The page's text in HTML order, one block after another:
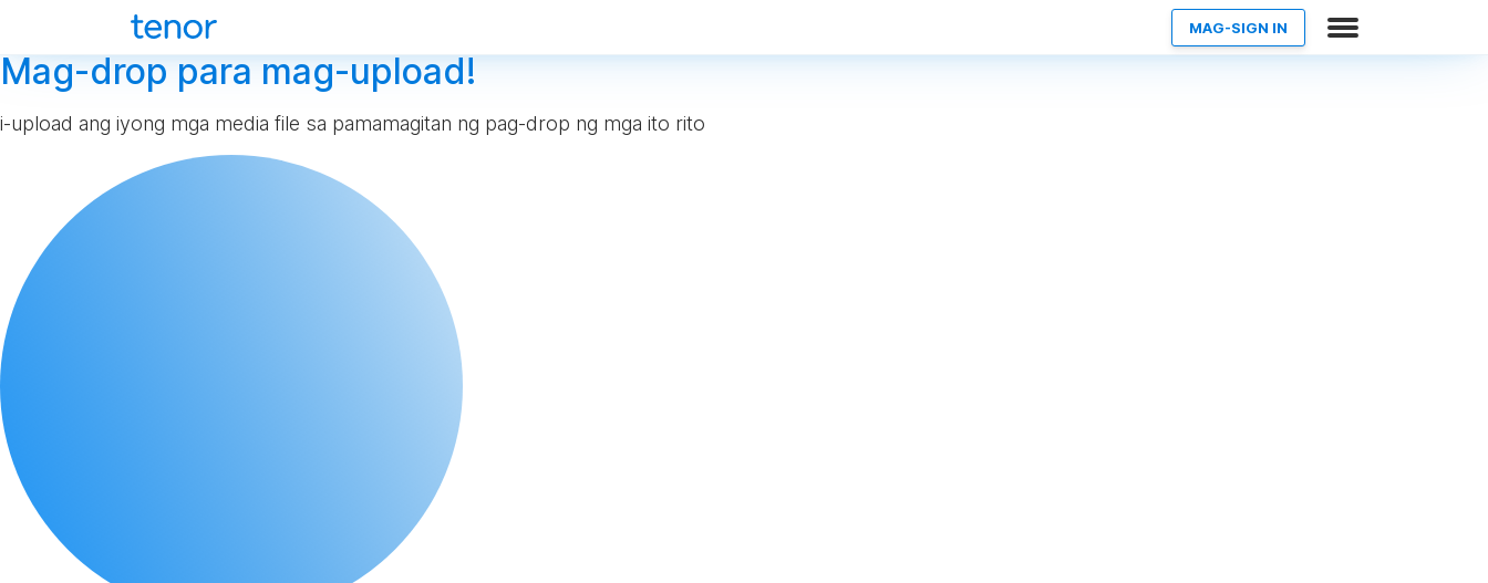
MAG-SIGN IN
Mag-drop para mag-upload!
i-upload ang iyong mga media file sa pamamagitan ng pag-drop ng mga ito rito